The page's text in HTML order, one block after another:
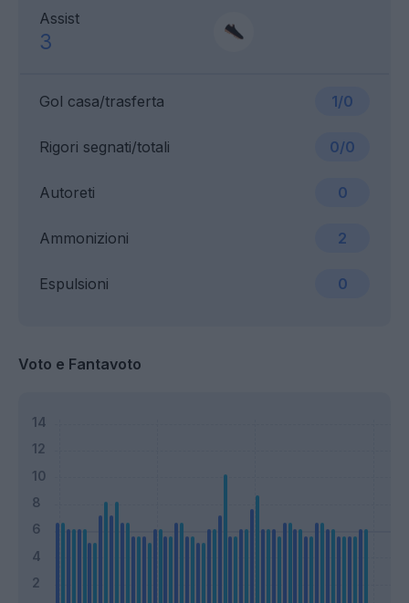
Assist
3
Gol casa/trasferta 1/0
Ammonizioni 2
Rigori segnati/totali 0/0
Espulsioni 0
Autoreti 0
Voto e Fantavoto